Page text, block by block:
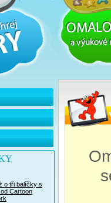
o tři balíčky s
Cartoon